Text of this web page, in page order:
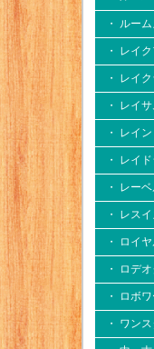
・ ルー
・ レイ
・ レイ
・ レイ
・ レイン
・ レイ
・ レー
・ レス
・ ロイ
・ ロデ
・ ロボ
・ ワン